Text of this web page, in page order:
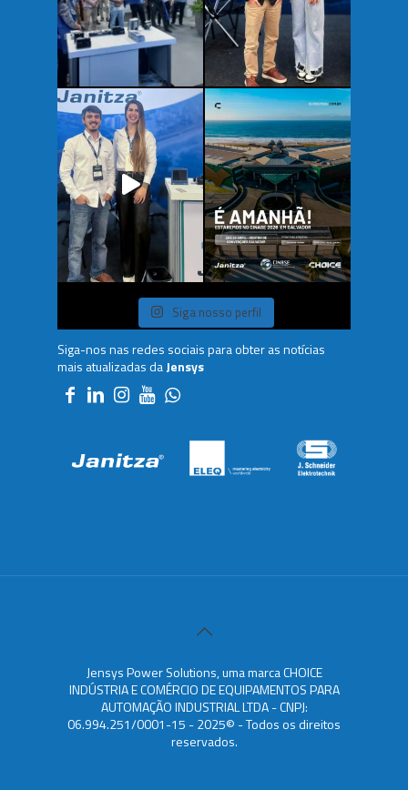
Siga nosso perfil
Siga-nos nas redes sociais para obter as notícias
mais atualizadas daJensys
Jensys Power Solutions, uma marca CHOICE
INDÚSTRIA E COMÉRCIO DE EQUIPAMENTOS PARA
AUTOMAÇÃO INDUSTRIAL LTDA - CNPJ:
06.994.251/0001-15 - 2025© - Todos os direitos
reservados.